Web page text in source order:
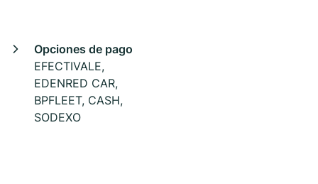
Opciones de pago
EFECTIVALE,
EDENRED CAR,
BPFLEET, CASH,
SODEXO